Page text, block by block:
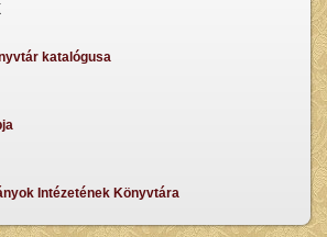
katalógusa
Intézetének Könyvtára